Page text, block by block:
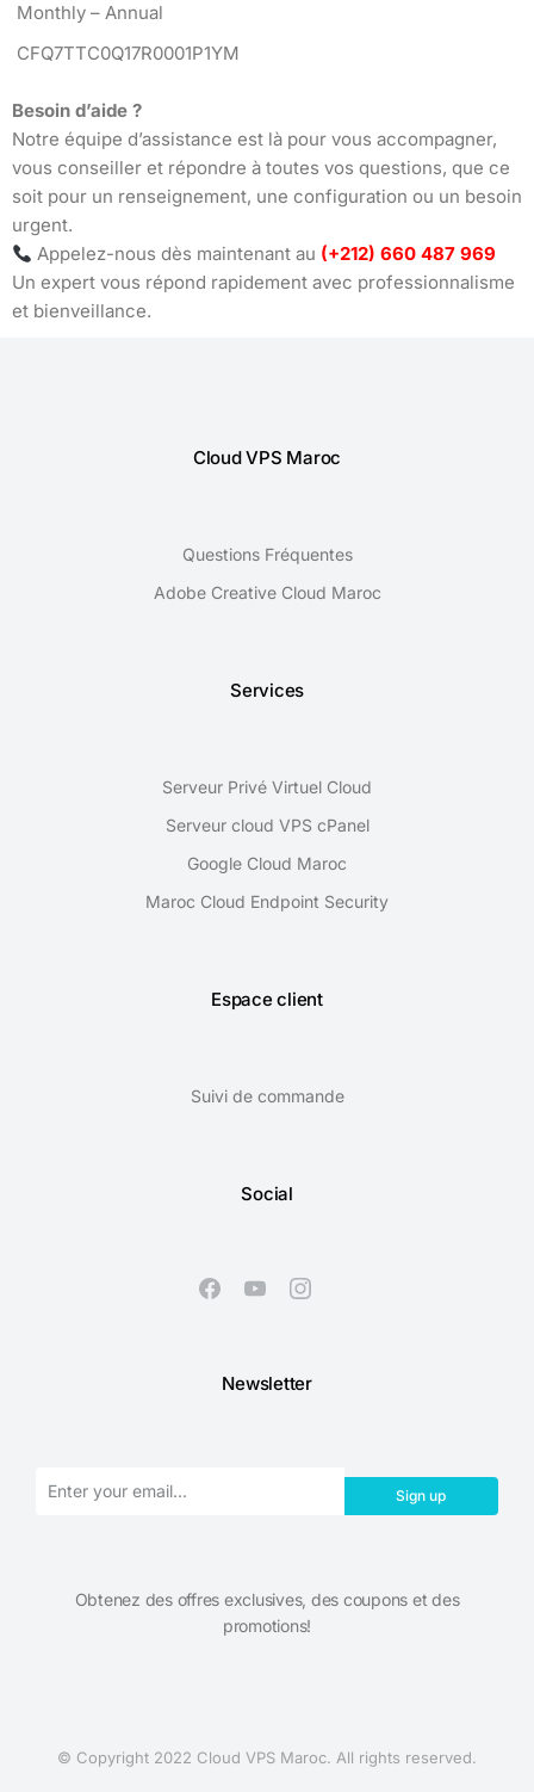
Monthly – Annual
CFQ7TTC0Q17R0001P1YM
Besoin d’aide ?
Notre équipe d’assistance est là pour vous accompagner,
vous conseiller et répondre à toutes vos questions, que ce
soit pour un renseignement, une configuration ou un besoin
urgent.
Appelez-nous dès maintenant au (+212) 660 487 969
Un expert vous répond rapidement avec professionnalisme
et bienveillance.
Cloud VPS Maroc
Questions Fréquentes
Adobe Creative Cloud Maroc
Services
Serveur Privé Virtuel Cloud
Serveur cloud VPS cPanel
Google Cloud Maroc
Maroc Cloud Endpoint Security
Espace client
Suivi de commande
Social
Newsletter
Sign up
Obtenez des offres exclusives, des coupons et des
promotions!​
© Copyright 2022 Cloud VPS Maroc. All rights reserved.